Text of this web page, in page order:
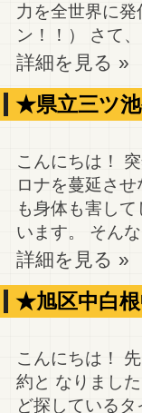
力を全世界に
ン！！） さて
詳細を見る »
★県立三ツ
こんにちは！
ロナを蔓延さ
も身体も害し
います。 そん
詳細を見る »
★旭区中白
こんにちは！
約と なりまし
ど探している